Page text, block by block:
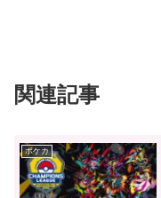
関連記事
ポケカ